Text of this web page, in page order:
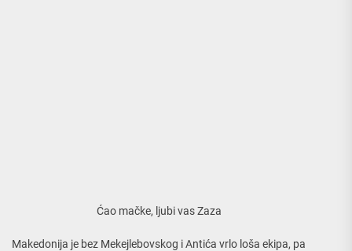
Ćao mačke, ljubi vas Zaza
Makedonija je bez Mekejlebovskog i Antića vrlo loša ekipa, pa